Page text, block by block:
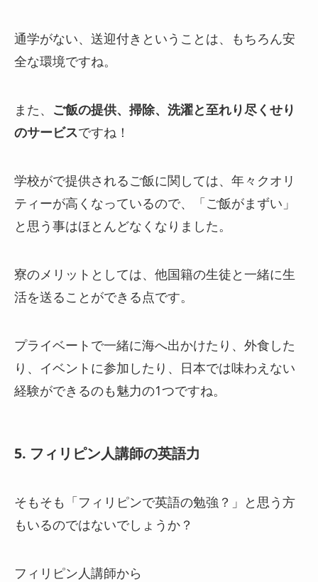
通学がない、送迎付きということは、もちろん安
全な環境ですね。
また、 ご飯の提供、掃除、洗濯と至れり尽くせり
のサービスですね！
学校がで提供されるご飯に関しては、年々クオリ
ティーが高くなっているので、「ご飯がまずい」
と思う事はほとんどなくなりました。
寮のメリットとしては、他国籍の生徒と一緒に生
活を送ることができる点です。
プライベートで一緒に海へ出かけたり、外食した
り、イベントに参加したり、日本では味わえない
経験ができるのも魅力の1つですね。
5. フィリピン人講師の英語力
そもそも「フィリピンで英語の勉強？」と思う方
もいるのではないでしょうか？
フィリピン人講師から